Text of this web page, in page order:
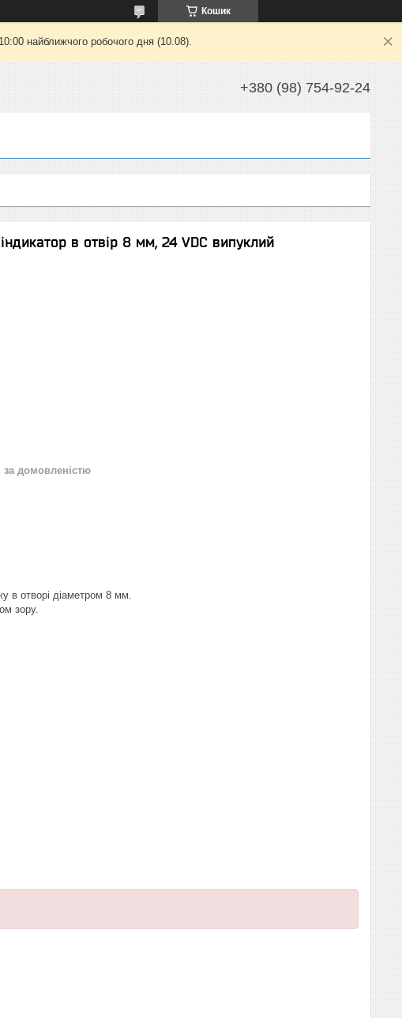
Кошик
найближчого робочого дня (10.08).
+380 (98) 754-92-24
в отвір 8 мм, 24 VDC випуклий
за домовленістю
в отворі діаметром 8 мм.
зору.